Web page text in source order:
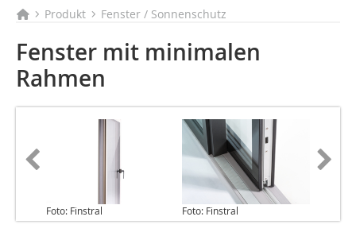
Produkt Fenster / Sonnenschutz
Fenster mit minimalen
Rahmen
Foto: Finstral Foto: Finstral